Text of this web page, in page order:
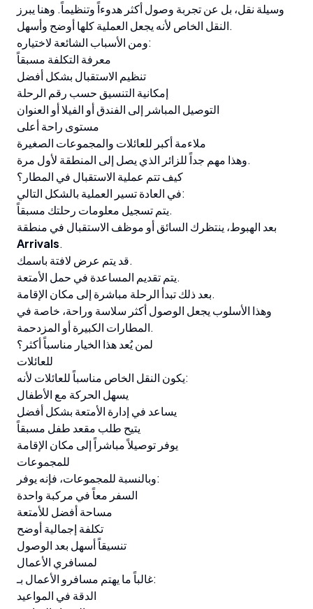
وسيلة نقل، بل عن تجربة وصول أكثر هدوءاً وتنظيماً. وهنا يبرز
النقل الخاص لأنه يجعل العملية كلها أوضح وأسهل.
ومن الأسباب الشائعة لاختياره:
معرفة التكلفة مسبقاً
تنظيم الاستقبال بشكل أفضل
إمكانية التنسيق حسب رقم الرحلة
التوصيل المباشر إلى الفندق أو الفيلا أو العنوان
مستوى راحة أعلى
ملاءمة أكبر للعائلات والمجموعات الصغيرة
وهذا مهم جداً للزائر الذي يصل إلى المنطقة لأول مرة.
كيف تتم عملية الاستقبال في المطار؟
في العادة تسير العملية بالشكل التالي:
يتم تسجيل معلومات رحلتك مسبقاً.
بعد الهبوط، ينتظرك السائق أو موظف الاستقبال في منطقة
Arrivals.
قد يتم عرض لافتة باسمك.
يتم تقديم المساعدة في حمل الأمتعة.
بعد ذلك تبدأ الرحلة مباشرة إلى مكان الإقامة.
وهذا الأسلوب يجعل الوصول أكثر سلاسة وراحة، خاصة في
المطارات الكبيرة أو المزدحمة.
لمن يُعد هذا الخيار مناسباً أكثر؟
للعائلات
يكون النقل الخاص مناسباً للعائلات لأنه:
يسهل الحركة مع الأطفال
يساعد في إدارة الأمتعة بشكل أفضل
يتيح طلب مقعد طفل مسبقاً
يوفر توصيلاً مباشراً إلى مكان الإقامة
للمجموعات
وبالنسبة للمجموعات، فإنه يوفر:
السفر معاً في مركبة واحدة
مساحة أفضل للأمتعة
تكلفة إجمالية أوضح
تنسيقاً أسهل بعد الوصول
لمسافري الأعمال
غالباً ما يهتم مسافرو الأعمال بـ:
الدقة في المواعيد